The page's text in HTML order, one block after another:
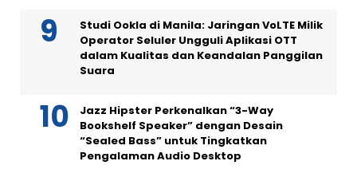
Studi Ookla di Manila: Jaringan VoLTE Milik
Operator Seluler Ungguli Aplikasi OTT
dalam Kualitas dan Keandalan Panggilan
Suara
Jazz Hipster Perkenalkan “3-Way
Bookshelf Speaker” dengan Desain
“Sealed Bass” untuk Tingkatkan
Pengalaman Audio Desktop